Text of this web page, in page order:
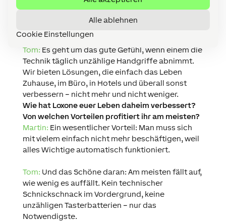
Alle ablehnen
Cookie Einstellungen
Brauchen wir wirklich eine Kamera im
Kühlschrank?! Genau hier unterscheiden sich
Tom: Es geht um das gute Gefühl, wenn einem die
Technik täglich unzählige Handgriffe abnimmt.
Wir bieten Lösungen, die einfach das Leben
Zuhause, im Büro, in Hotels und überall sonst
verbessern – nicht mehr und nicht weniger.
Wie hat Loxone euer Leben daheim verbessert?
Von welchen Vorteilen profitiert ihr am meisten?
Martin: Ein wesentlicher Vorteil: Man muss sich
mit vielem einfach nicht mehr beschäftigen, weil
alles Wichtige automatisch funktioniert.
Tom: Und das Schöne daran: Am meisten fällt auf,
wie wenig es auffällt. Kein technischer
Schnickschnack im Vordergrund, keine
unzähligen Tasterbatterien – nur das
Notwendigste.